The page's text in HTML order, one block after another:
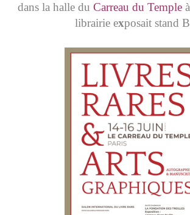
dans la halle du Carreau du Temple
librairie exposait stand